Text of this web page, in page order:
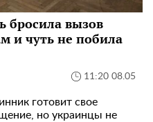
бросила вызов
и чуть не побила
11:20 08.05
готовит свое
но украинцы не